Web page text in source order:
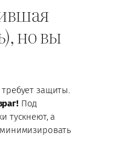
но вы
защиты.
Под
тускнеют, а